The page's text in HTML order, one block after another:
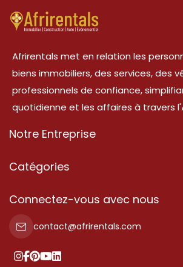
Afrirentals met en relation les
biens immobiliers, des services, des
professionnels de confiance,
quotidienne et les affaires à travers
Notre Entreprise
À Propos
Conditions d'Utilisation
Politique de Confidentialité
Catégories
Propriété
Propriété à vendre
Propriété à louer
Connectez-vous avec nous
contact@afrirentals.com